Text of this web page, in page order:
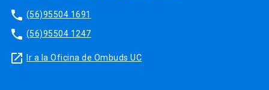
phone (56)95504 1691
phone (56)95504 1247
launch Ir a la Oficina de Ombuds UC